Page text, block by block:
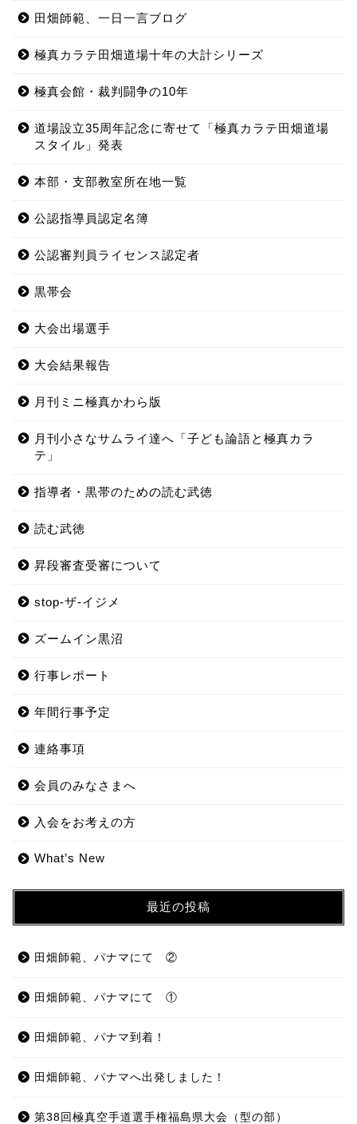
田畑師範、一日一言ブログ
極真カラテ田畑道場十年の大計シリーズ
極真会館・裁判闘争の10年
道場設立35周年記念に寄せて「極真カラテ田畑道場
スタイル」発表
本部・支部教室所在地一覧
公認指導員認定名簿
公認審判員ライセンス認定者
黒帯会
大会出場選手
大会結果報告
月刊ミニ極真かわら版
月刊小さなサムライ達へ「子ども論語と極真カラ
テ」
指導者・黒帯のための読む武徳
読む武徳
昇段審査受審について
stop-ザ-イジメ
ズームイン黒沼
行事レポート
年間行事予定
連絡事項
会員のみなさまへ
入会をお考えの方
What’s New
最近の投稿
田畑師範、パナマにて ②
田畑師範、パナマにて ①
田畑師範、パナマ到着！
田畑師範、パナマへ出発しました！
第38回極真空手道選手権福島県大会（型の部）